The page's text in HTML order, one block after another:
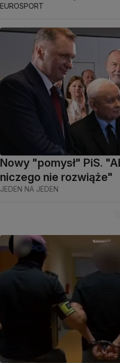
EUROSPORT
Nowy "pomysł" PiS.
niczego nie rozwiąże"
JEDEN NA JEDEN